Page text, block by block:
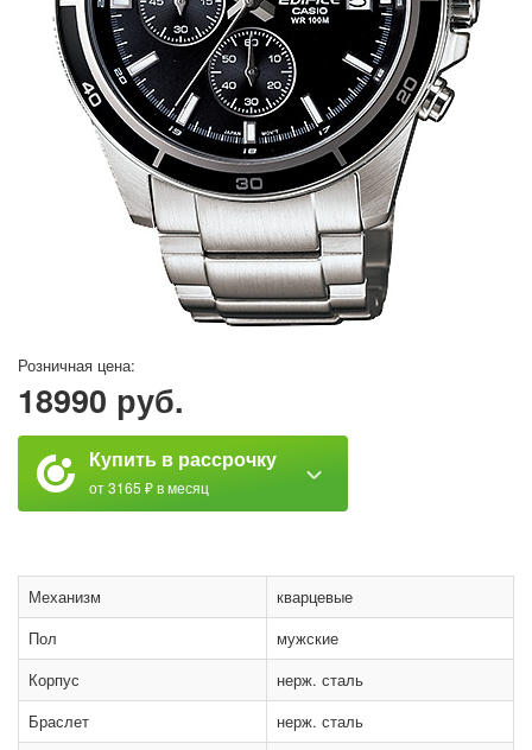
Розничная цена:
18990 руб.
Купить в рассрочку
от 3165 ₽ в месяц
Механизм
кварцевые
Пол
мужские
Корпус
нерж. сталь
Браслет
нерж. сталь